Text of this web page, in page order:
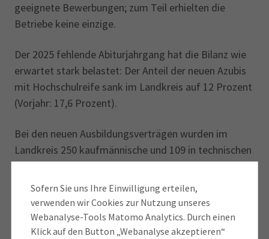
Sofern Sie uns Ihre Einwilligung erteilen,
verwenden wir Cookies zur Nutzung unseres
Webanalyse-Tools Matomo Analytics. Durch einen
Klick auf den Button „Webanalyse akzeptieren“
geeignete Bewerbungen; zum Teil erhielten die
Betriebe keine einzige.
Der 2025 fehlende Abiturjahrgang hat die Bilanz wie
erwartet stark belastet: Der Anteil der neuen Azubis
mit Hochschulreife sank im Landkreis auf 12 Prozent
(Vorjahr: 17,6 Prozent).
Bei den neuen Ausbildungsverträgen wurden im
Landkreis 250 kaufmännische und 109 in technischen
Berufen abgeschlossen. Im Landkreis
Fürstenfeldbruck ist bei den jungen Männern der
Fachinformatiker der beliebteste IHK-Beruf, bei den
jungen Frauen die Kauffrau für Büromanagement. Die
Top 3 der IHK-Ausbildungsberufe sind Verkäuferinnen